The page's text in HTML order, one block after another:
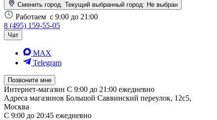
Сменить город. Текущий выбранный город: Не выбран
Работаем с 9:00 до 21:00
8 (495) 159-55-05
Чат
MAX
Telegram
Позвоните мне
Интернет-магазин С 9:00 до 21:00 ежедневно
Адреса магазинов Большой Саввинский переулок, 12с5,
Москва
С 9:00 до 20:45 ежедневно